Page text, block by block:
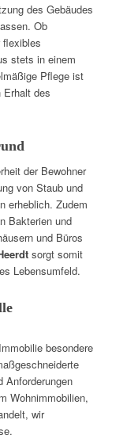
des Gebäudes
Ob
stets in einem
Pflege ist
Erhalt des
der Bewohner
von Staub und
erheblich. Zudem
Bakterien und
und Büros
sorgt somit
Lebensumfeld.
besondere
Anforderungen
Wohnimmobilien,
wir